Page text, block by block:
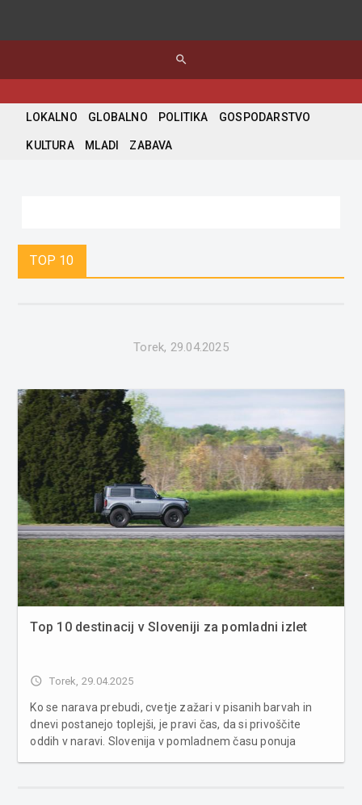
search
LOKALNO GLOBALNO POLITIKA GOSPODARSTVO
KULTURA MLADI ZABAVA
TOP 10
Torek, 29.04.2025
Top 10 destinacij v Sloveniji za pomladni izlet
access_time Torek, 29.04.2025
Ko se narava prebudi, cvetje zažari v pisanih barvah in
dnevi postanejo toplejši, je pravi čas, da si privoščite
oddih v naravi. Slovenija v pomladnem času ponuja